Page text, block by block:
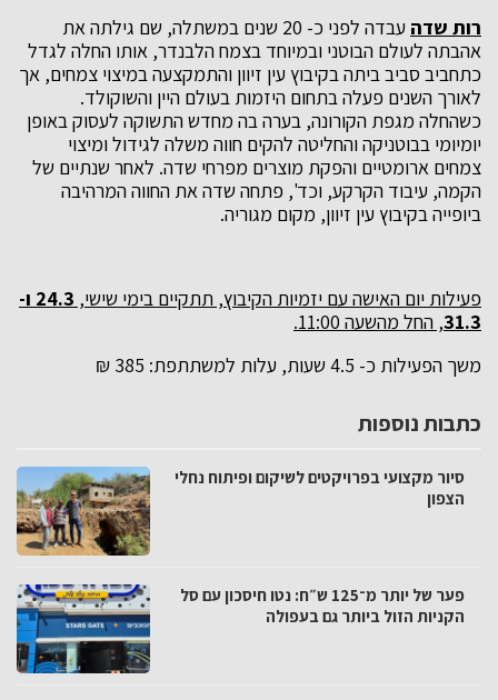
רות שדה
עבדה לפני כ- 20 שנים במשתלה, שם גילתה את
אהבתה לעולם הבוטני ובמיוחד בצמח הלבנדר, אותו החלה לגדל
כתחביב סביב ביתה בקיבוץ עין זיוון והתמקצעה במיצוי צמחים, אך
לאורך השנים פעלה בתחום היזמות בעולם היין והשוקולד.
כשהחלה מגפת הקורונה, בערה בה מחדש התשוקה לעסוק באופן
יומיומי בבוטניקה והחליטה להקים חווה משלה לגידול ומיצוי
צמחים ארומטיים והפקת מוצרים מפרחי שדה. לאחר שנתיים של
הקמה, עיבוד הקרקע, וכד', פתחה שדה את החווה המרהיבה
ביופייה בקיבוץ עין זיוון, מקום מגוריה.
פעילות יום האישה עם יזמיות הקיבוץ, תתקיים בימי שישי,
24.3 ו-
31.3, החל מהשעה 11:00.
משך הפעילות כ- 4.5 שעות, עלות למשתתפת: 385 ₪
כתבות נוספות
סיור מקצועי בפרויקטים לשיקום ופיתוח נחלי
הצפון
פער של יותר מ־125 ש״ח: נטו חיסכון עם סל
הקניות הזול ביותר גם בעפולה